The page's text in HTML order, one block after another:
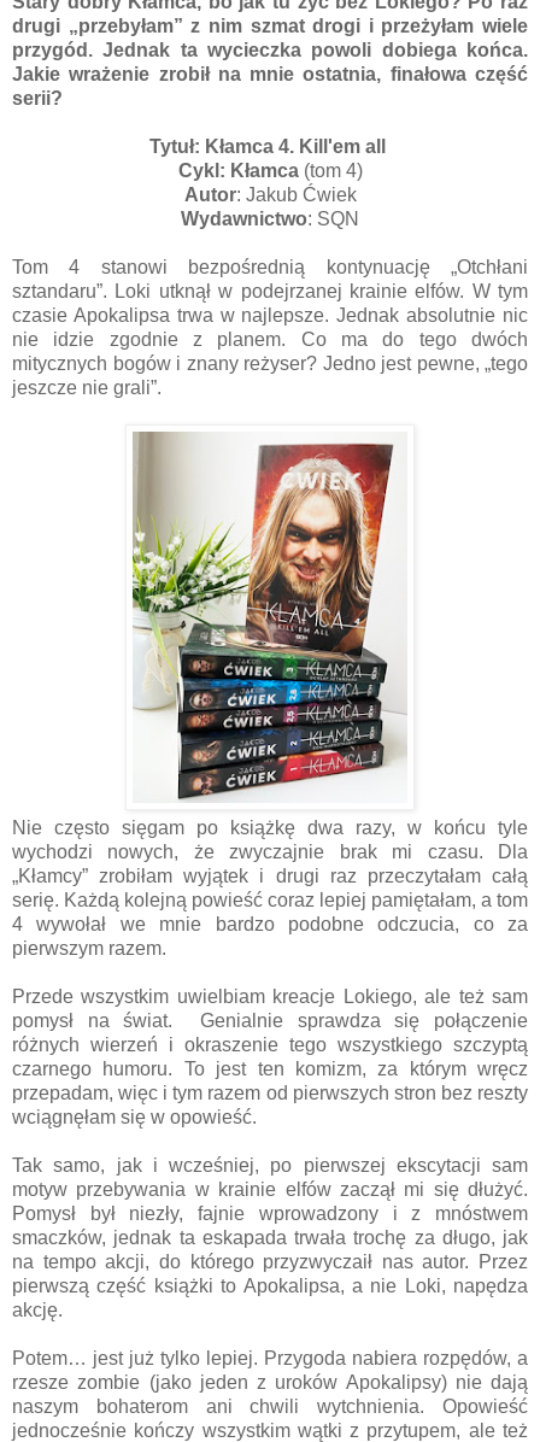
drugi „przebyłam” z nim szmat drogi i przeżyłam wiele
przygód. Jednak ta wycieczka powoli dobiega końca.
Jakie wrażenie zrobił na mnie ostatnia, finałowa część
serii?
Tytuł: Kłamca 4. Kill'em all
Cykl: Kłamca(tom 4)
Autor: Jakub Ćwiek
Wydawnictwo: SQN
Tom 4 stanowi bezpośrednią kontynuację „Otchłani
sztandaru”. Loki utknął w podejrzanej krainie elfów. W tym
czasie Apokalipsa trwa w najlepsze. Jednak absolutnie nic
nie idzie zgodnie z planem. Co ma do tego dwóch
mitycznych bogów i znany reżyser? Jedno jest pewne, „tego
jeszcze nie grali”.
Nie często sięgam po książkę dwa razy, w końcu tyle
wychodzi nowych, że zwyczajnie brak mi czasu. Dla
„Kłamcy” zrobiłam wyjątek i drugi raz przeczytałam całą
serię. Każdą kolejną powieść coraz lepiej pamiętałam, a tom
4 wywołał we mnie bardzo podobne odczucia, co za
pierwszym razem.
Przede wszystkim uwielbiam kreacje Lokiego, ale też sam
pomysł na świat.
Genialnie sprawdza się połączenie
różnych wierzeń i okraszenie tego wszystkiego szczyptą
czarnego humoru. To jest ten komizm, za którym wręcz
przepadam, więc i tym razem od pierwszych stron bez reszty
wciągnęłam się w opowieść.
Tak samo, jak i wcześniej, po pierwszej ekscytacji sam
motyw przebywania w krainie elfów zaczął mi się dłużyć.
Pomysł był niezły, fajnie wprowadzony i z mnóstwem
smaczków, jednak ta eskapada trwała trochę za długo, jak
na tempo akcji, do którego przyzwyczaił nas autor. Przez
pierwszą część książki to Apokalipsa, a nie Loki, napędza
akcję.
Potem… jest już tylko lepiej. Przygoda nabiera rozpędów, a
rzesze zombie (jako jeden z uroków Apokalipsy) nie dają
naszym bohaterom ani chwili wytchnienia. Opowieść
jednocześnie kończy wszystkim wątki z przytupem, ale też